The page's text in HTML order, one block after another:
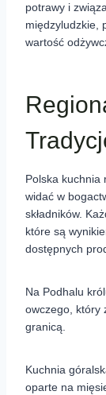
potrawy i
międzyludzkie,
wartość
Polska kuchnia
widać w
składników.
które są
dostępnych
Na Podhalu
owczego, który
granicą.
Kuchnia
oparte na